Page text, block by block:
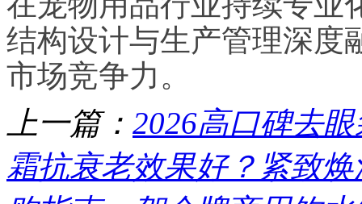
结构设计与生产管理深度
市场竞争力。
上一篇： 2026高口碑去
霜抗衰老效果好？紧致焕